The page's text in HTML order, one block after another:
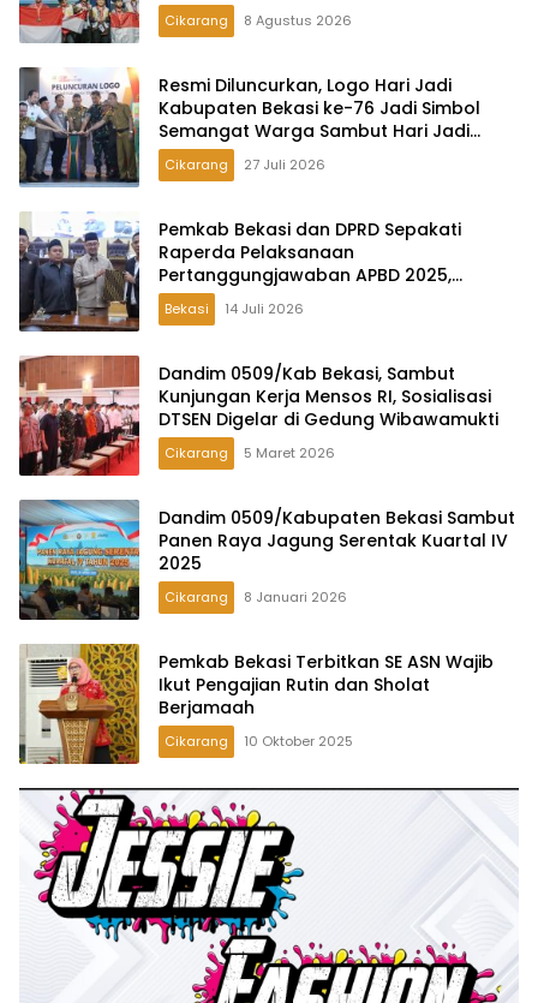
Cikarang 8 Agustus 2026
Resmi Diluncurkan, Logo Hari Jadi
Kabupaten Bekasi ke-76 Jadi Simbol
Semangat Warga Sambut Hari Jadi
Daerah
Cikarang 27 Juli 2026
Pemkab Bekasi dan DPRD Sepakati
Raperda Pelaksanaan
Pertanggungjawaban APBD 2025,
Perkuat Akuntabilitas Tata Kelola
Keuangan Daerah
Bekasi 14 Juli 2026
Dandim 0509/Kab Bekasi, Sambut
Kunjungan Kerja Mensos RI, Sosialisasi
DTSEN Digelar di Gedung Wibawamukti
Cikarang 5 Maret 2026
Dandim 0509/Kabupaten Bekasi Sambut
Panen Raya Jagung Serentak Kuartal IV
2025
Cikarang 8 Januari 2026
Pemkab Bekasi Terbitkan SE ASN Wajib
Ikut Pengajian Rutin dan Sholat
Berjamaah
Cikarang 10 Oktober 2025